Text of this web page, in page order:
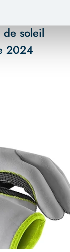
de soleil
2024